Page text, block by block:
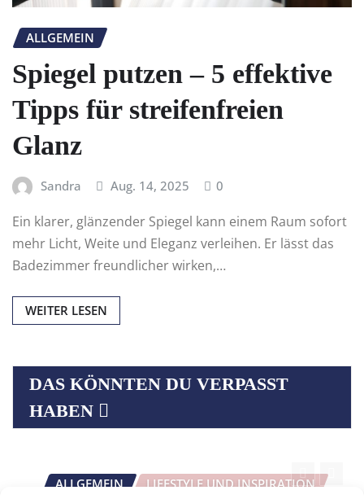
ALLGEMEIN
Spiegel putzen – 5 effektive
Tipps für streifenfreien
Glanz
Sandra Aug. 14, 2025 0
Ein klarer, glänzender Spiegel kann einem Raum sofort
mehr Licht, Weite und Eleganz verleihen. Er lässt das
Badezimmer freundlicher wirken,…
WEITER LESEN
DAS KÖNNTEN DU VERPASST
HABEN
ALLGEMEIN LIFESTYLE UND INSPIRATION